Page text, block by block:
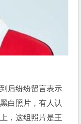
后纷纷留言表示
白照片，有人认
，这组照片是王